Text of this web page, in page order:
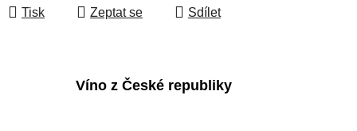
Tisk Zeptat se Sdílet
Víno z České republiky